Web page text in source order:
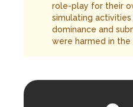
role-play for their
simulating
dominance and
were harmed in the